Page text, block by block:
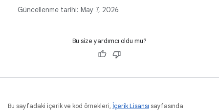
Güncellenme tarihi: May 7, 2026
Bu size yardımcı oldu mu?
Bu sayfadaki içerik ve kod örnekleri, İçerik Lisansı sayfasında